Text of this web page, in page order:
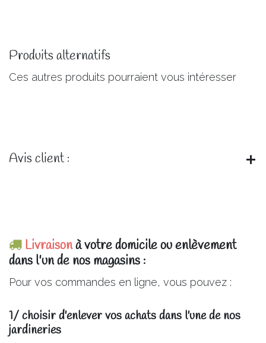
Produits alternatifs
Ces autres produits pourraient vous intéresser
Avis client :
Livraisonà votre domicile ou enlèvement
dans l'un de nos magasins :
Pour vos commandes en ligne, vous pouvez :
1/ choisir d'enlever vos achats dans l'une de nos
jardineries​